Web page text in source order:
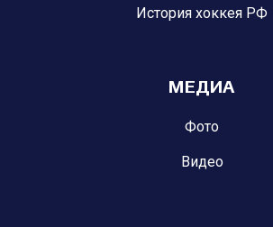
История хоккея РФ
МЕДИА
Фото
Видео